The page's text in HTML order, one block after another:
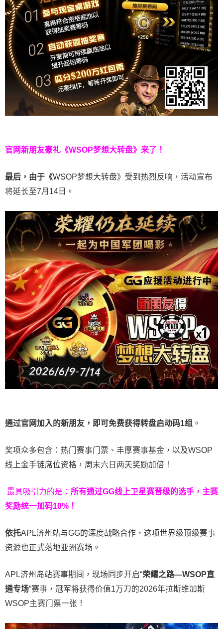
官网新朋友豪礼 《WSOP梦想大转盘》来了！
最后，由于《WSOP梦想大转盘》受到热烈反响，活动宣布
将延长至7月14日。
通过官网加入的新朋友，即可免费获得转盘启动码1组 。
奖项众多包含：热门赛事门票、丰厚赛事基金，以及WSOP
线上金手链席位资格， 周末六日两天奖励加倍！
最具吸引力的是： 所有通过GG线上卫星赛晋级的选手，主赛
奖励统一加码10% ！
依托APL济州站与GG的深度战略合作，这项世界级顶级赛事
资源也正式落地亚洲赛场。
APL济州岛站赛事期间，现场同步开启“荣耀之路—WSOP直
通专场”赛事，冠军将获得价值1万刀的2026年拉斯维加斯
WSOP主赛门票一张！